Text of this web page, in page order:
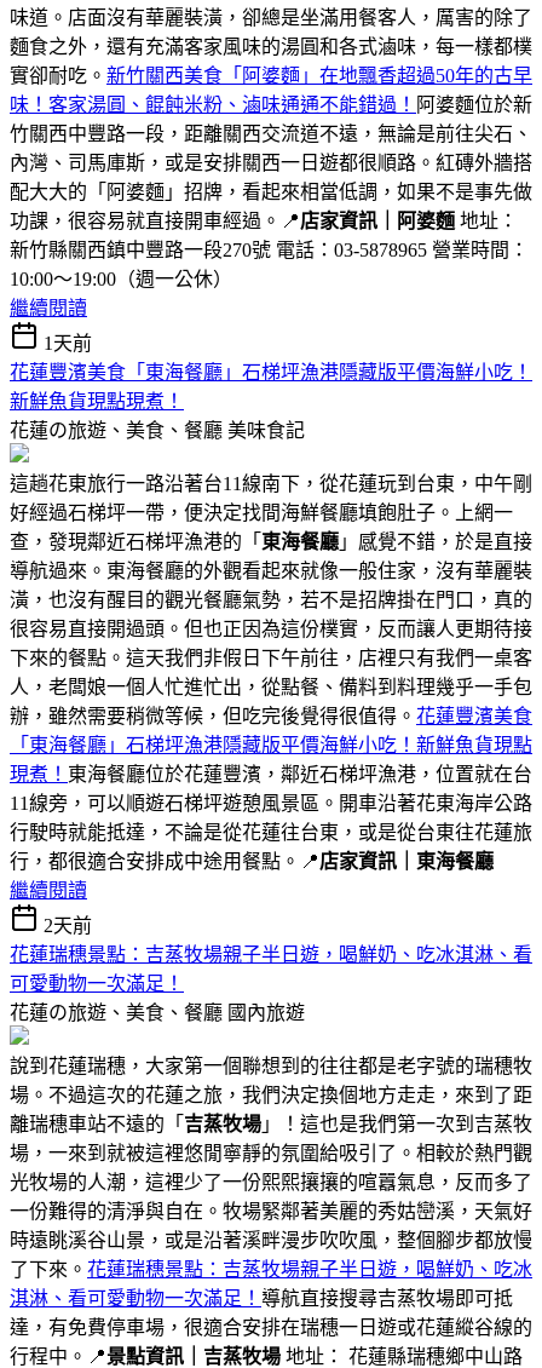
味道。店面沒有華麗裝潢，卻總是坐滿用餐客人，厲害的除了
麵食之外，還有充滿客家風味的湯圓和各式滷味，每一樣都樸
實卻耐吃。 新竹關西美食「阿婆麵」在地飄香超過50年的古早
味！客家湯圓、餛飩米粉、滷味通通不能錯過！ 阿婆麵位於新
竹關西中豐路一段，距離關西交流道不遠，無論是前往尖石、
內灣、司馬庫斯，或是安排關西一日遊都很順路。紅磚外牆搭
配大大的「阿婆麵」招牌，看起來相當低調，如果不是事先做
功課，很容易就直接開車經過。📍店家資訊｜阿婆麵 地址：
新竹縣關西鎮中豐路一段270號 電話：03-5878965 營業時間：
10:00～19:00（週一公休）
繼續閱讀
1天前
花蓮豐濱美食「東海餐廳」石梯坪漁港隱藏版平價海鮮小吃！
新鮮魚貨現點現煮！
花蓮の旅遊、美食、餐廳 美味食記
這趟花東旅行一路沿著台11線南下，從花蓮玩到台東，中午剛
好經過石梯坪一帶，便決定找間海鮮餐廳填飽肚子。上網一
查，發現鄰近石梯坪漁港的「 東海餐廳 」感覺不錯，於是直接
導航過來。東海餐廳的外觀看起來就像一般住家，沒有華麗裝
潢，也沒有醒目的觀光餐廳氣勢，若不是招牌掛在門口，真的
很容易直接開過頭。但也正因為這份樸實，反而讓人更期待接
下來的餐點。這天我們非假日下午前往，店裡只有我們一桌客
人，老闆娘一個人忙進忙出，從點餐、備料到料理幾乎一手包
辦，雖然需要稍微等候，但吃完後覺得很值得。 花蓮豐濱美食
「東海餐廳」石梯坪漁港隱藏版平價海鮮小吃！新鮮魚貨現點
現煮！ 東海餐廳位於花蓮豐濱，鄰近石梯坪漁港，位置就在台
11線旁，可以順遊石梯坪遊憩風景區。開車沿著花東海岸公路
行駛時就能抵達，不論是從花蓮往台東，或是從台東往花蓮旅
行，都很適合安排成中途用餐點。📍店家資訊｜東海餐廳
繼續閱讀
2天前
花蓮瑞穗景點：吉蒸牧場親子半日遊，喝鮮奶、吃冰淇淋、看
可愛動物一次滿足！
花蓮の旅遊、美食、餐廳 國內旅遊
說到花蓮瑞穗，大家第一個聯想到的往往都是老字號的瑞穗牧
場。不過這次的花蓮之旅，我們決定換個地方走走，來到了距
離瑞穗車站不遠的「 吉蒸牧場 」！這也是我們第一次到吉蒸牧
場，一來到就被這裡悠閒寧靜的氛圍給吸引了。相較於熱門觀
光牧場的人潮，這裡少了一份熙熙攘攘的喧囂氣息，反而多了
一份難得的清淨與自在。牧場緊鄰著美麗的秀姑巒溪，天氣好
時遠眺溪谷山景，或是沿著溪畔漫步吹吹風，整個腳步都放慢
了下來。 花蓮瑞穗景點：吉蒸牧場親子半日遊，喝鮮奶、吃冰
淇淋、看可愛動物一次滿足！ 導航直接搜尋吉蒸牧場即可抵
達，有免費停車場，很適合安排在瑞穗一日遊或花蓮縱谷線的
行程中。📍景點資訊｜吉蒸牧場 地址： 花蓮縣瑞穗鄉中山路